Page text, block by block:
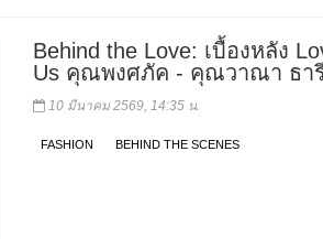
Behind the Love: เบื้องหลัง
Us คุณพงศภัค - คุณวาณา ธา
10 มีนาคม 2569, 14:35 น.
FASHION BEHIND THE SCENES